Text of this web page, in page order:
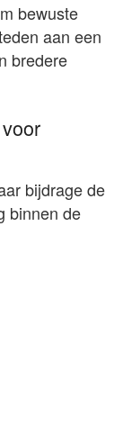
bewuste
aan een
bredere
bijdrage de
binnen de